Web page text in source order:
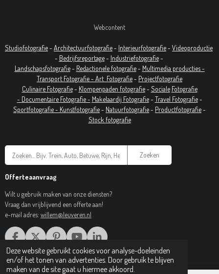
Deze website gebruikt cookies voor analyse-doeleinden
en/of het tonen van advertenties. Door gebruik te blijven
maken van de site gaat u hiermee akkoord.
Webcontent
Studiofotografie- Architectuurfotografie- Interieurfotografie- Videoproductie
- Bedrijfsreportage- Industriefotografie-
Landschapsfotografie- Redactionele fotografie- Multimedia producties -
Transport Fotografie - Art Fotografie- Projectfotografie
Culinaire Fotografie- Klompenpaden fotografie- Sociale Fotografie
- Documentaire Fotografie- Makelaardij Fotografie- Travel Fotografie-
Sportfotografie - Kunstfotografie- Natuurfotografie- Productfotografie-
Stock fotografie
Zoeken
Offerteaanvraag
Wilt u gebruik maken van onze diensten?
Vraag dan vrijblijvend een offerte aan!
e-mail adres: willem@leuveren.nl
F
A
C
E
X
P
I
N
T
Y
O
U
T
L
I
N
K
© 2017 Regiobeeldbank.nl